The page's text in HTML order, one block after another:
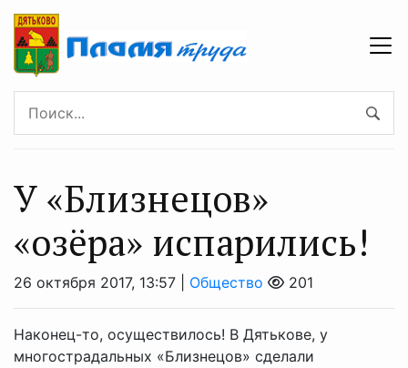
У «Близнецов»
«озёра» испарились!
26 октября 2017, 13:57 | Общество 201
Наконец-то, осуществилось! В Дятькове, у
многострадальных «Близнецов» сделали